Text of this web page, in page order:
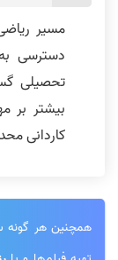
مسیر
دسترسی
تحصیلی
بیشتر بر
کاردانی
همچنین هر گونه